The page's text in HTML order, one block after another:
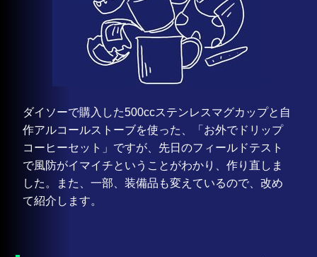
ダイソーで購入した500ccステンレスマグカップと自
作アルコールストーブを使った、「お外でドリップ
コーヒーセット」ですが、先日のフィールドテスト
で風防がイマイチということがわかり、作り直しま
した。また、一部、装備品も変えているので、改め
て紹介します。